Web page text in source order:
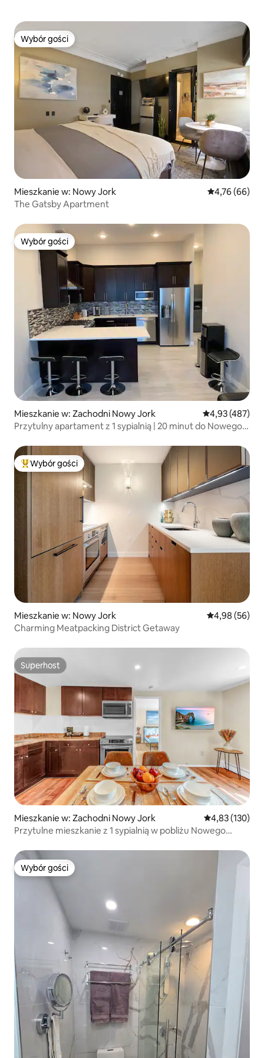
Wybór gości
Wybór gości
Mieszkanie w: Nowy Jork Średnia
4,76 (66)
The Gatsby Apartment
Wybór gości
Wybór gości
Mieszkanie w: Zachodni Nowy Jork Średnia
4,93 (487)
Przytulny apartament z 1 sypialnią | 20 minut do Nowego
Najpopularniejsze z kategorii Wybór gości
Wybór gości
Mieszkanie w: Nowy Jork Średnia
4,98 (56)
Charming Meatpacking District Getaway
Superhost
Superhost
Mieszkanie w: Zachodni Nowy Jork Średnia
4,83 (130)
Przytulne mieszkanie z 1 sypialnią w pobliżu Nowego
Wybór gości
Wybór gości